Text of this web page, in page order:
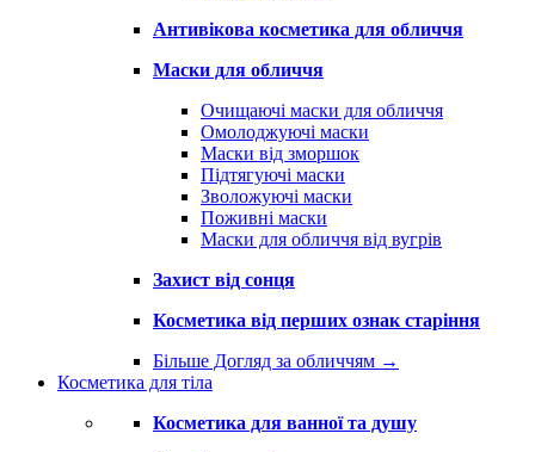
Антивікова косметика для обличчя
Маски для обличчя
Очищаючі маски для обличчя
Омолоджуючі маски
Маски від зморшок
Підтягуючі маски
Зволожуючі маски
Поживні маски
Маски для обличчя від вугрів
Захист від сонця
Косметика від перших ознак старіння
Більше Догляд за обличчям →
Косметика для тіла
Косметика для ванної та душу